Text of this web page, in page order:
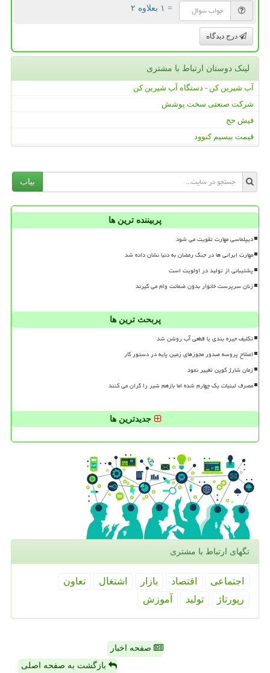
= ۱ بعلاوه ۲
درج دیدگاه
لینک دوستان ارتباط با مشتری
آب شیرین کن - دستگاه آب شیرین کن
شرکت صنعتی سخت پوشش
فیش حج
قیمت بیسیم کنوود
بیاب
پربیننده ترین ها
دیپلماسی مهارت تقویت می شود
مهارت ایرانی ها در جنگ رمضان به دنیا نشان داده شد
پشتیبانی از تولید در اولویت است
زنان سرپرست خانوار بدون ضمانت وام می گیرند
پربحث ترین ها
تکلیف جیره بندی یا قطعی آب روشن شد
اصلاح پروسه صدور مجوزهای زمین پایه در دستور کار
زمان شارژ کوپن تغییر نمود
مصرف لبنیات یک چهارم شده اما بازهم شیر را گران می کنند
جدیدترین ها
تگهای ارتباط با مشتری
اجتماعی اقتصاد بازار اشتغال
تعاون
رپورتاژ
تولید آموزش
صفحه اخبار
بازگشت به صفحه اصلی